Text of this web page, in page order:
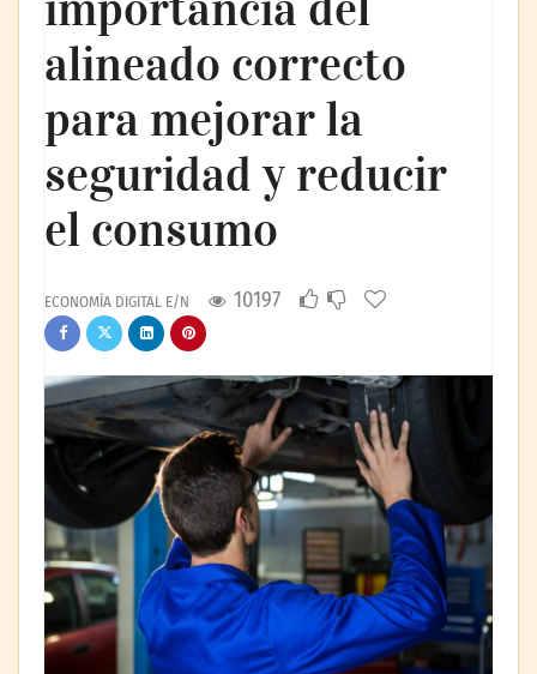
alineado correcto
para mejorar la
seguridad y reducir
el consumo
ECONOMÍA DIGITAL E/N 10197